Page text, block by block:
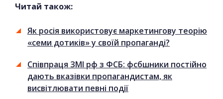
Читай також:
Як росія використовує маркетингову теорію
«семи дотиків» у своїй пропаганді?
Співпраця ЗМІ рф з ФСБ: фсбшники постійно
дають вказівки пропагандистам, як
висвітлювати певні події